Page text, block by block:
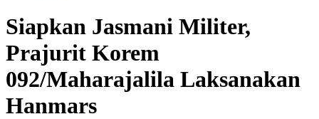
Siapkan Jasmani Militer,
Prajurit Korem
092/Maharajalila Laksanakan
Hanmars